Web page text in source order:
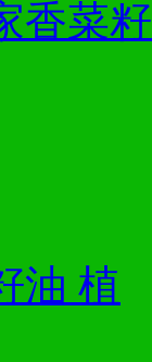
香菜籽
油 植